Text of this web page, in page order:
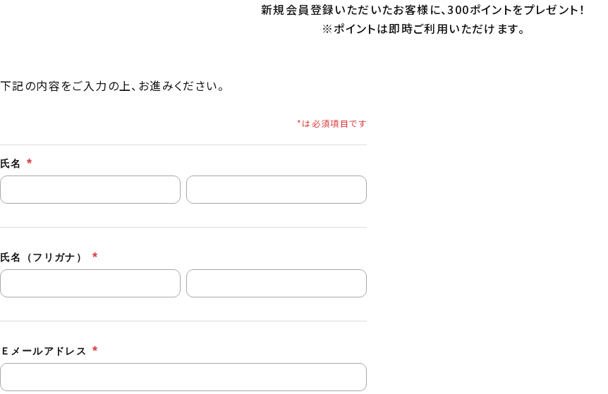
新規会員登録いただいたお客様に、300ポイントをプレゼント！
※ポイントは即時ご利用いただけます。
下記の内容をご入力の上、お進みください。
氏名
氏名（フリガナ）
Ｅメールアドレス